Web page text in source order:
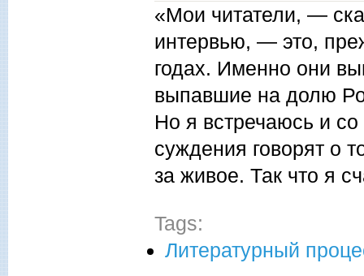
«Мои читатели, —
интервью, — это,
годах. Именно они
выпавшие на долю
Но я встречаюсь и
суждения говорят о
за живое. Так что я
Tags:
Литературный